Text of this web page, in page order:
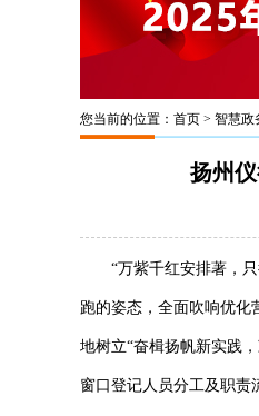
您当前的位置： 首页 > 智慧政
扬州
“万紫千红安排著，只
跑的姿态，全面吹响优化
地树立“奋楫扬帆新实践
窗口登记人员分工及职责